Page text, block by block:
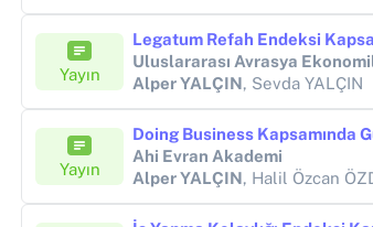
Yayın
Uluslararası Avrasya
Alper YALÇIN, Sevda YALÇIN
Yayın
Ahi Evran Akademi
Alper YALÇIN, Halil Özcan